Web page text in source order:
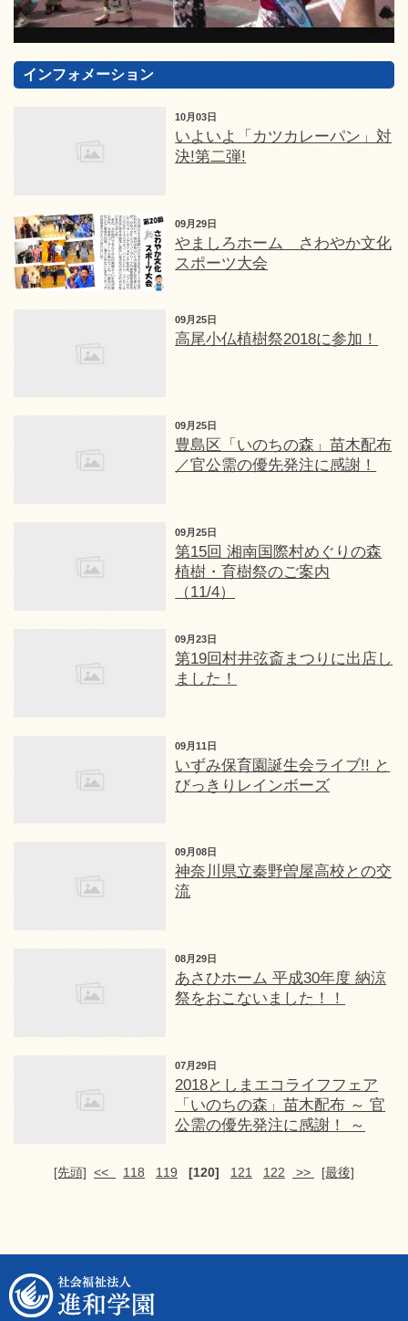
インフォメーション
10月03日
いよいよ「カツカレーパン」対
決!第二弾!
09月29日
やましろホーム さわやか文化
スポーツ大会
09月25日
高尾小仏植樹祭2018に参加！
09月25日
豊島区「いのちの森」苗木配布
／官公需の優先発注に感謝！
09月25日
第15回 湘南国際村めぐりの森
植樹・育樹祭のご案内
（11/4）
09月23日
第19回村井弦斎まつりに出店し
ました！
09月11日
いずみ保育園誕生会ライブ!! と
びっきりレインボーズ
09月08日
神奈川県立秦野曽屋高校との交
流
08月29日
あさひホーム 平成30年度 納涼
祭をおこないました！！
07月29日
2018としまエコライフフェア
「いのちの森」苗木配布 ～ 官
公需の優先発注に感謝！ ～
[先頭] << 118 119 [120] 121 122 >> [最後]